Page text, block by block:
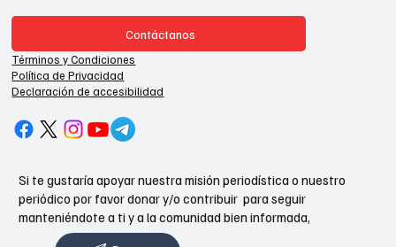
Contáctanos
Términos y Condiciones
Política de Privacidad
Declaración de accesibilidad
Si te gustaría apoyar nuestra misión periodística o nuestro
periódico por favor donar y/o contribuir para seguir
manteniéndote a ti y a la comunidad bien informada,